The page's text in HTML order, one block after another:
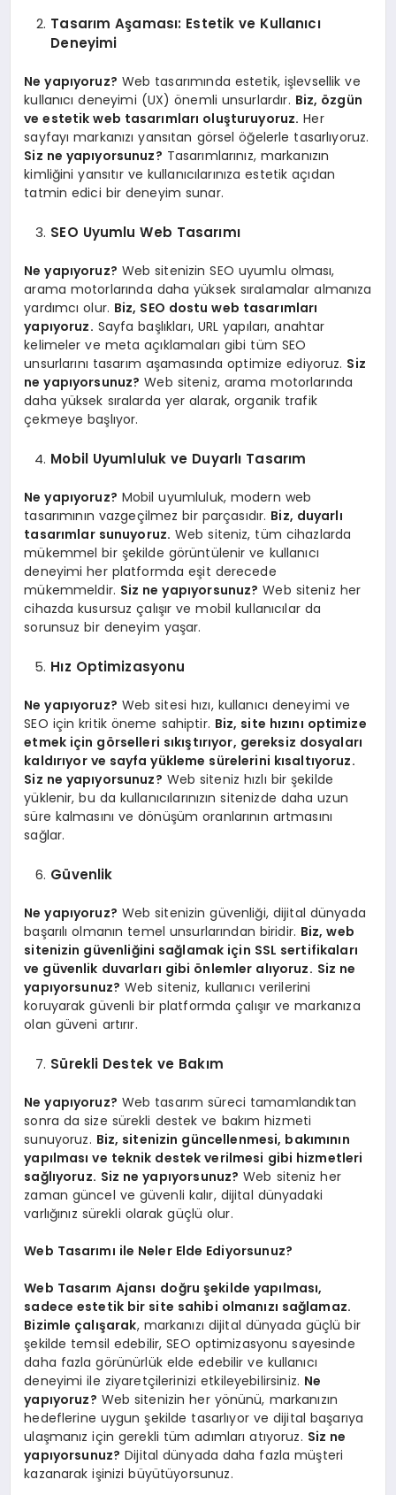
Tasarım Aşaması: Estetik ve Kullanıcı
Deneyimi
Ne yapıyoruz? Web tasarımında estetik, işlevsellik ve
kullanıcı deneyimi (UX) önemli unsurlardır. Biz, özgün
ve estetik web tasarımları oluşturuyoruz. Her
sayfayı markanızı yansıtan görsel öğelerle tasarlıyoruz.
Siz ne yapıyorsunuz? Tasarımlarınız, markanızın
kimliğini yansıtır ve kullanıcılarınıza estetik açıdan
tatmin edici bir deneyim sunar.
SEO Uyumlu Web Tasarımı
Ne yapıyoruz? Web sitenizin SEO uyumlu olması,
arama motorlarında daha yüksek sıralamalar almanıza
yardımcı olur. Biz, SEO dostu web tasarımları
yapıyoruz. Sayfa başlıkları, URL yapıları, anahtar
kelimeler ve meta açıklamaları gibi tüm SEO
unsurlarını tasarım aşamasında optimize ediyoruz. Siz
ne yapıyorsunuz? Web siteniz, arama motorlarında
daha yüksek sıralarda yer alarak, organik trafik
çekmeye başlıyor.
Mobil Uyumluluk ve Duyarlı Tasarım
Ne yapıyoruz? Mobil uyumluluk, modern web
tasarımının vazgeçilmez bir parçasıdır. Biz, duyarlı
tasarımlar sunuyoruz. Web siteniz, tüm cihazlarda
mükemmel bir şekilde görüntülenir ve kullanıcı
deneyimi her platformda eşit derecede
mükemmeldir. Siz ne yapıyorsunuz? Web siteniz her
cihazda kusursuz çalışır ve mobil kullanıcılar da
sorunsuz bir deneyim yaşar.
Hız Optimizasyonu
Ne yapıyoruz? Web sitesi hızı, kullanıcı deneyimi ve
SEO için kritik öneme sahiptir. Biz, site hızını optimize
etmek için görselleri sıkıştırıyor, gereksiz dosyaları
kaldırıyor ve sayfa yükleme sürelerini kısaltıyoruz.
Siz ne yapıyorsunuz? Web siteniz hızlı bir şekilde
yüklenir, bu da kullanıcılarınızın sitenizde daha uzun
süre kalmasını ve dönüşüm oranlarının artmasını
sağlar.
Güvenlik
Ne yapıyoruz? Web sitenizin güvenliği, dijital dünyada
başarılı olmanın temel unsurlarından biridir. Biz, web
sitenizin güvenliğini sağlamak için SSL sertifikaları
ve güvenlik duvarları gibi önlemler alıyoruz. Siz ne
yapıyorsunuz? Web siteniz, kullanıcı verilerini
koruyarak güvenli bir platformda çalışır ve markanıza
olan güveni artırır.
Sürekli Destek ve Bakım
Ne yapıyoruz? Web tasarım süreci tamamlandıktan
sonra da size sürekli destek ve bakım hizmeti
sunuyoruz. Biz, sitenizin güncellenmesi, bakımının
yapılması ve teknik destek verilmesi gibi hizmetleri
sağlıyoruz. Siz ne yapıyorsunuz? Web siteniz her
zaman güncel ve güvenli kalır, dijital dünyadaki
varlığınız sürekli olarak güçlü olur.
Web Tasarımı ile Neler Elde Ediyorsunuz?
Web Tasarım Ajansı doğru şekilde yapılması,
sadece estetik bir site sahibi olmanızı sağlamaz.
Bizimle çalışarak, markanızı dijital dünyada güçlü bir
şekilde temsil edebilir, SEO optimizasyonu sayesinde
daha fazla görünürlük elde edebilir ve kullanıcı
deneyimi ile ziyaretçilerinizi etkileyebilirsiniz. Ne
yapıyoruz? Web sitenizin her yönünü, markanızın
hedeflerine uygun şekilde tasarlıyor ve dijital başarıya
ulaşmanız için gerekli tüm adımları atıyoruz. Siz ne
yapıyorsunuz? Dijital dünyada daha fazla müşteri
kazanarak işinizi büyütüyorsunuz.